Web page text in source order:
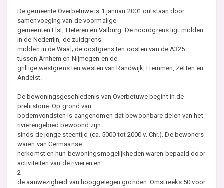
De gemeente Overbetuwe is 1 januari 2001 ontstaan door
samenvoeging van de voormalige
gemeenten Elst, Heteren en Valburg. De noordgrens ligt midden
in de Nederrijn, de zuidgrens
midden in de Waal; de oostgrens ten oosten van de A325
tussen Arnhem en Nijmegen en de
grillige westgrens ten westen van Randwijk, Hemmen, Zetten en
Andelst.
De bewoningsgeschiedenis van Overbetuwe begint in de
prehistorie. Op grond van
bodemvondsten is aangenomen dat bewoonbare delen van het
rivierengebied bewoond zijn
sinds de jonge steentijd (ca. 5000 tot 2000 v. Chr.). De bewoners
waren van Germaanse
herkomst en hun bewoningsmogelijkheden waren bepaald door
activiteiten van de rivieren en
2
de aanwezigheid van hooggelegen gronden. Omstreeks 50 voor